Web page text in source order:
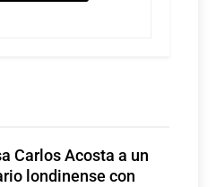
Carlos Acosta a un
londinense con